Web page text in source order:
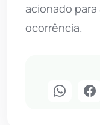
acionado
ocorrência.